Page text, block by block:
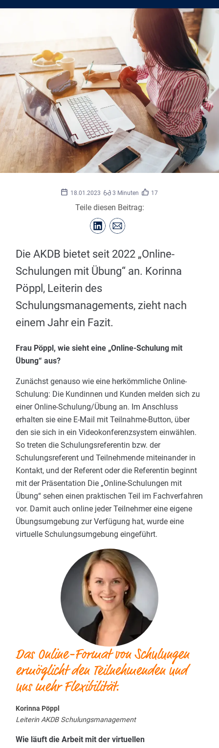
18.01.2023 3 Minuten 17
Teile diesen Beitrag:
Die AKDB bietet seit 2022 „Online-
Schulungen mit Übung“ an. Korinna
Pöppl, Leiterin des
Schulungsmanagements, zieht nach
einem Jahr ein Fazit.
Frau Pöppl, wie sieht eine „Online-Schulung mit
Übung“ aus?
Zunächst genauso wie eine herkömmliche Online-
Schulung: Die Kundinnen und Kunden melden sich zu
einer Online-Schulung/Übung an. Im Anschluss
erhalten sie eine E-Mail mit Teilnahme-Button, über
den sie sich in ein Videokonferenzsystem einwählen.
So treten die Schulungsreferentin bzw. der
Schulungsreferent und Teilnehmende miteinander in
Kontakt, und der Referent oder die Referentin beginnt
mit der Präsentation Die „Online-Schulungen mit
Übung“ sehen einen praktischen Teil im Fachverfahren
vor. Damit auch online jeder Teilnehmer eine eigene
Übungsumgebung zur Verfügung hat, wurde eine
virtuelle Schulungsumgebung eingeführt.
Das Online-Format von Schulungen
ermöglicht den Teilnehmenden und
uns mehr Flexibilität.
Korinna Pöppl
Leiterin AKDB Schulungsmanagement
Wie läuft die Arbeit mit der virtuellen